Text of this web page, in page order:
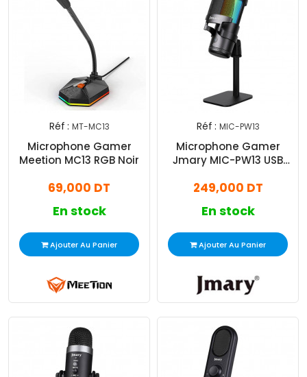
Réf : MT-MC13
Microphone Gamer
Meetion MC13 RGB Noir
69,000 DT
En stock
Ajouter Au Panier
Réf : MIC-PW13
Microphone Gamer
Jmary MIC-PW13 USB
249,000 DT
En stock
Ajouter Au Panier